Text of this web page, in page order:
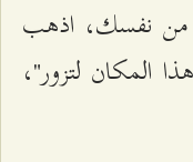
من نفسك، اذهب
المكان لتزور"،